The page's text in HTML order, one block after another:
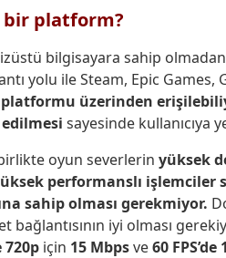
bir platform?
bilgisayara sahip
yolu ile Steam, Epic
platformu üzerinden
sayesinde kullanıcıya
oyun severlerin yüksek
performanslı işlemciler
sahip olması gerekmiyor.
iyi olması
720p için 15 Mbpsve60 FPS’de